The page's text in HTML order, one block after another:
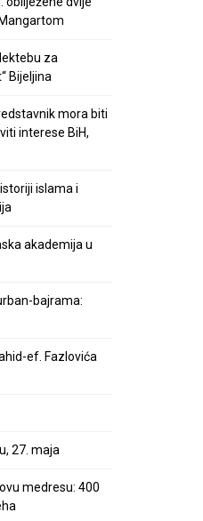
za
Bijeljina
mora biti
interese BiH,
islama i
akademija u
bajrama:
ef. Fazlovića
27. maja
medresu: 400